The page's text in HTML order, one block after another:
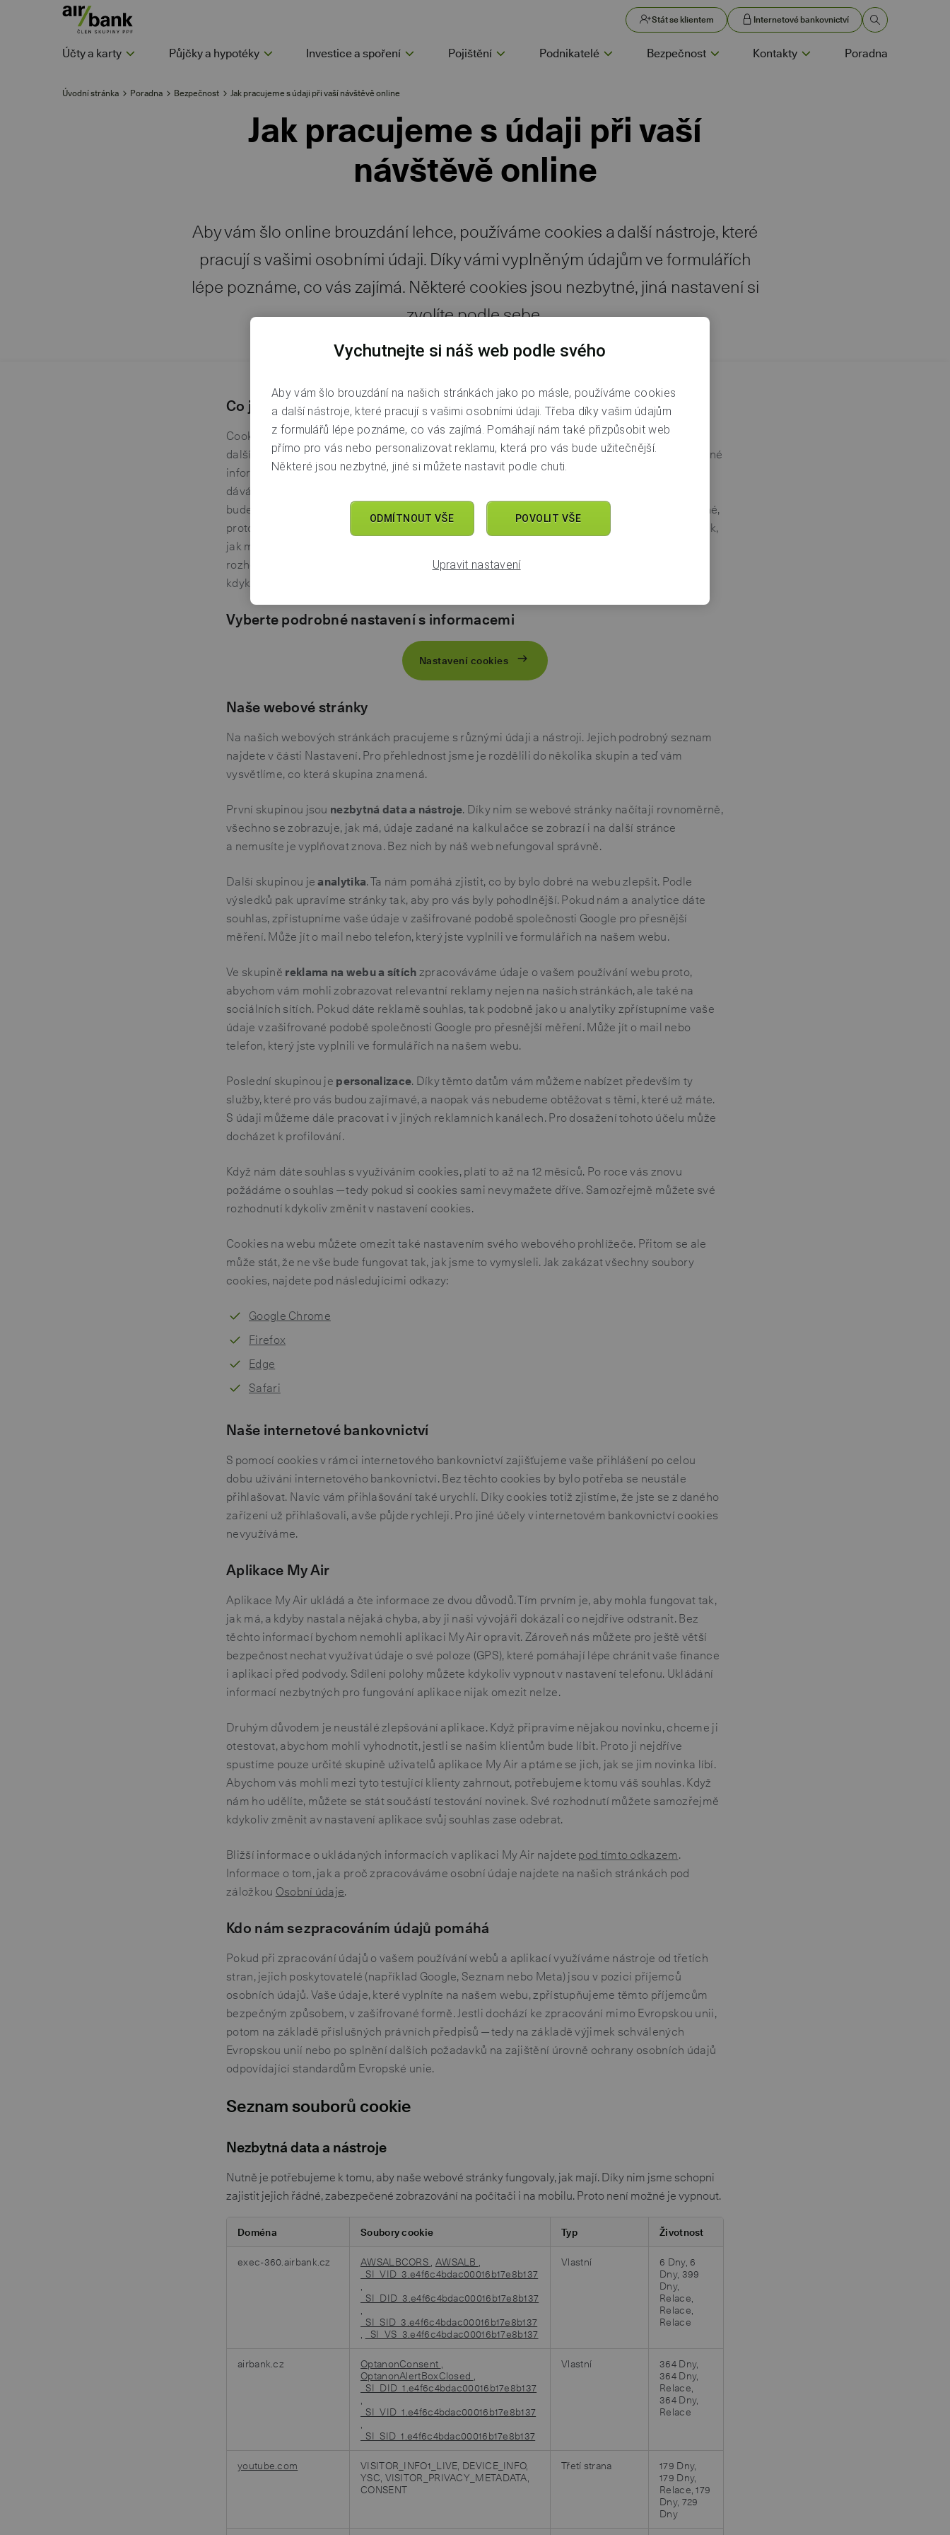
Stát se klientem Internetové bankovnictví
Účty a karty Půjčky a hypotéky Investice a spoření Pojištění Podnikatelé Bezpečnost Kontakty Poradna
Jak pracujeme s údaji při vaší
návštěvě online
Aby vám šlo online brouzdání lehce, používáme cookies a další nástroje, které
pracují s vašimi osobními údaji. Díky vámi vyplněným údajům ve formulářích
lépe poznáme, co vás zajímá. Některé cookies jsou nezbytné, jiná nastavení si
zvolíte podle sebe.
Jak pracujeme s údaji při vaší návštěvě online
Bezpečnost
Poradna
Úvodní stránka
Co jsou to soubory cookies a obdobné technologie
Cookies si představte jako malé množství dat, které se ukládá do vašeho zařízení. Při každé
další návštěvě dojde k odeslání těchto informací našemu serveru. My z těchto dat zjistíme různé
informace, které dále využíváme tak, jak se dočtete dále. O každém takovém využití vám
dáváme vždy vědět. Na podobném principu fungují i další technologie. Pro usnadnění o nich
budeme vždycky mluvit jako o cookies. Někdy je získávání takovýchto informací opravdu nutné,
protože jinak by zobrazování webu, aplikace nebo internetového bankovnictví nefungovalo tak,
jak má. Využívání těchto cookies proto nejde omezit. V ostatních případech se ale můžete
rozhodnout, jestli o jejich použití opravdu stojíte. Samozřejmě platí, že své rozhodnutí můžete
kdykoliv změnit a podle toho nastavení upravit.
Vyberte podrobné nastavení s informacemi
Nastavení cookies
Naše webové stránky
Na našich webových stránkách pracujeme s různými údaji a nástroji. Jejich podrobný seznam
najdete v části Nastavení. Pro přehlednost jsme je rozdělili do několika skupin a teď vám
vysvětlíme, co která skupina znamená.
První skupinou jsou nezbytná data a nástroje. Díky nim se webové stránky načítají rovnoměrně,
všechno se zobrazuje, jak má, údaje zadané na kalkulačce se zobrazí i na další stránce
a nemusíte je vyplňovat znova. Bez nich by náš web nefungoval správně.
Další skupinou jeanalytika. Ta nám pomáhá zjistit, co by bylo dobré na webu zlepšit. Podle
výsledků pak upravíme stránky tak, aby pro vás byly pohodlnější. Pokud nám a analytice dáte
souhlas, zpřístupníme vaše údaje v zašifrované podobě společnosti Google pro přesnější
měření. Může jít o mail nebo telefon, který jste vyplnili ve formulářích na našem webu.
Ve skupině reklama na webu a sítích zpracováváme údaje o vašem používání webu proto,
abychom vám mohli zobrazovat relevantní reklamy nejen na naších stránkách, ale také na
sociálních sítích. Pokud dáte reklamě souhlas, tak podobně jako u analytiky zpřístupníme vaše
údaje v zašifrované podobě společnosti Google pro přesnější měření. Může jít o mail nebo
telefon, který jste vyplnili ve formulářích na našem webu.
Poslední skupinou je personalizace. Díky těmto datům vám můžeme nabízet především ty
služby, které pro vás budou zajímavé, a naopak vás nebudeme obtěžovat s těmi, které už máte.
S údaji můžeme dále pracovat i v jiných reklamních kanálech. Pro dosažení tohoto účelu může
docházet k profilování.
Když nám dáte souhlas s využíváním cookies, platí to až na 12 měsíců. Po roce vás znovu
požádáme o souhlas — tedy pokud si cookies sami nevymažete dříve. Samozřejmě můžete své
rozhodnutí kdykoliv změnit v nastavení cookies.
Cookies na webu můžete omezit také nastavením svého webového prohlížeče. Přitom se ale
může stát, že ne vše bude fungovat tak, jak jsme to vymysleli. Jak zakázat všechny soubory
cookies, najdete pod následujícími odkazy:
Google Chrome
Firefox
Edge
Safari
Naše internetové bankovnictví
S pomocí cookies v rámci internetového bankovnictví zajišťujeme vaše přihlášení po celou
dobu užívání internetového bankovnictví. Bez těchto cookies by bylo potřeba se neustále
přihlašovat. Navíc vám přihlašování také urychlí. Díky cookies totiž zjistíme, že jste se z daného
zařízení už přihlašovali, a vše půjde rychleji. Pro jiné účely v internetovém bankovnictví cookies
nevyužíváme.
Aplikace My Air
Aplikace My Air ukládá a čte informace ze dvou důvodů. Tím prvním je, aby mohla fungovat tak,
jak má, a kdyby nastala nějaká chyba, aby ji naši vývojáři dokázali co nejdříve odstranit. Bez
těchto informací bychom nemohli aplikaci My Air opravit. Zároveň nás můžete pro ještě větší
bezpečnost nechat využívat údaje o své poloze (GPS), které pomáhají lépe chránit vaše finance
i aplikaci před podvody. Sdílení polohy můžete kdykoliv vypnout v nastavení telefonu. Ukládání
informací nezbytných pro fungování aplikace nijak omezit nelze.
Druhým důvodem je neustálé zlepšování aplikace. Když připravíme nějakou novinku, chceme ji
otestovat, abychom mohli vyhodnotit, jestli se našim klientům bude líbit. Proto ji nejdříve
spustíme pouze určité skupině uživatelů aplikace My Air a ptáme se jich, jak se jim novinka líbí.
Abychom vás mohli mezi tyto testující klienty zahrnout, potřebujeme k tomu váš souhlas. Když
nám ho udělíte, můžete se stát součástí testování novinek. Své rozhodnutí můžete samozřejmě
kdykoliv změnit a v nastavení aplikace svůj souhlas zase odebrat.
Bližší informace o ukládaných informacích v aplikaci My Air najdete pod tímto odkazem.
Informace o tom, jak a proč zpracováváme osobní údaje najdete na našich stránkách pod
záložkou Osobní údaje.
Kdo nám se zpracováním údajů pomáhá
Pokud při zpracování údajů o vašem používání webů a aplikací využíváme nástroje od třetích
stran, jejich poskytovatelé (například Google, Seznam nebo Meta) jsou v pozici příjemců
osobních údajů. Vaše údaje, které vyplníte na našem webu, zpřístupňujeme těmto příjemcům
bezpečným způsobem, v zašifrované formě. Jestli dochází ke zpracování mimo Evropskou unii,
potom na základě příslušných právních předpisů — tedy na základě výjimek schválených
Evropskou unií nebo po splnění dalších požadavků na zajištění úrovně ochrany osobních údajů
odpovídající standardům Evropské unie.
Seznam souborů cookie
Nezbytná data a nástroje
Nutně je potřebujeme k tomu, aby naše webové stránky fungovaly, jak mají. Díky nim jsme schopni
zajistit jejich řádné, zabezpečené zobrazování na počítači i na mobilu. Proto není možné je vypnout.
Doména Soubory cookie Typ Životnost
exec-360.airbank.cz AWSALBCORS AWSALB
_SI_VID_3.e4f6c4bdac00016b17e8b137
_SI_DID_3.e4f6c4bdac00016b17e8b137
_SI_SID_3.e4f6c4bdac00016b17e8b137
_SI_VS_3.e4f6c4bdac00016b17e8b137
Vlastní
6 Dny, 6
Dny, 399
Dny,
Relace,
Relace,
Relace
airbank.cz OptanonConsent
OptanonAlertBoxClosed
_SI_DID_1.e4f6c4bdac00016b17e8b137
_SI_VID_1.e4f6c4bdac00016b17e8b137
_SI_SID_1.e4f6c4bdac00016b17e8b137
Vlastní
364 Dny,
364 Dny,
Relace,
364 Dny,
Relace
youtube.com
VISITOR_INFO1_LIVE, DEVICE_INFO,
YSC, VISITOR_PRIVACY_METADATA,
CONSENT
Třetí strana
179 Dny,
179 Dny,
Relace, 179
Dny, 729
Dny
Vychutnejte si náš web podle svého
Aby vám šlo brouzdání na našich stránkách jako po másle, používáme cookies
a další nástroje, které pracují s vašimi osobními údaji. Třeba díky vašim údajům
z formulářů lépe poznáme, co vás zajímá. Pomáhají nám také přizpůsobit web
přímo pro vás nebo personalizovat reklamu, která pro vás bude užitečnější.
Některé jsou nezbytné, jiné si můžete nastavit podle chuti.
ODMÍTNOUT VŠE POVOLIT VŠE
Upravit nastavení